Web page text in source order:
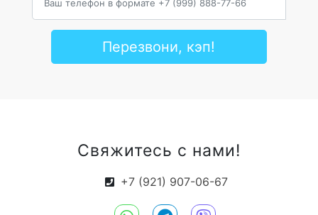
Перезвони, кэп!
Свяжитесь с нами!
+7 (921) 907-06-67